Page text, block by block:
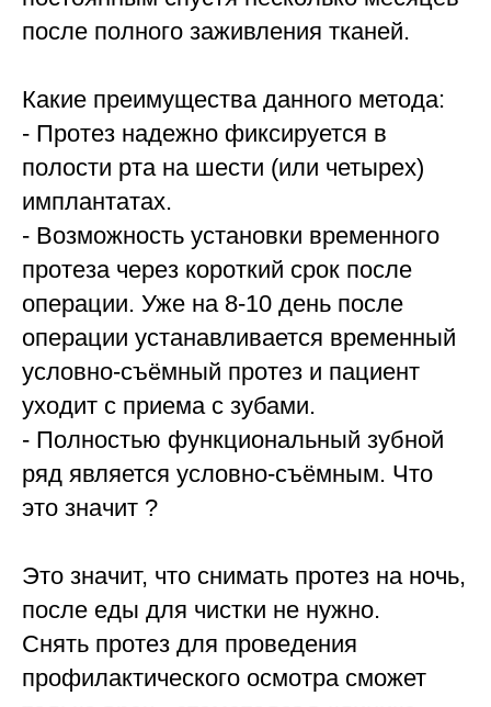
после полного заживления тканей.
Какие преимущества данного метода:
- Протез надежно фиксируется в
полости рта на шести (или четырех)
имплантатах.
- Возможность установки временного
протеза через короткий срок после
операции. Уже на 8-10 день после
операции устанавливается временный
условно-съёмный протез и пациент
уходит с приема с зубами.
- Полностью функциональный зубной
ряд является условно-съёмным. Что
это значит ?
Это значит, что снимать протез на ночь,
после еды для чистки не нужно.
Снять протез для проведения
профилактического осмотра сможет